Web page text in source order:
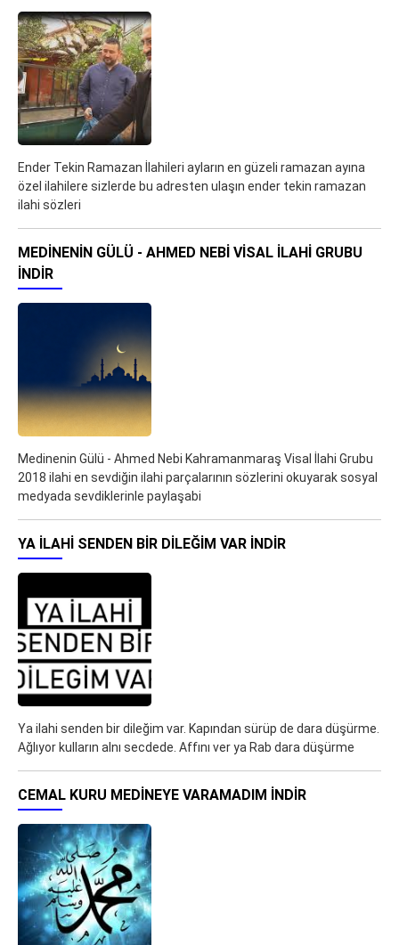
Ender Tekin Ramazan İlahileri ayların en güzeli ramazan ayına
özel ilahilere sizlerde bu adresten ulaşın ender tekin ramazan
ilahi sözleri
MEDINENIN GÜLÜ - AHMED NEBI VISAL İLAHI GRUBU
İNDIR
Medinenin Gülü - Ahmed Nebi Kahramanmaraş Visal İlahi Grubu
2018 ilahi en sevdiğin ilahi parçalarının sözlerini okuyarak sosyal
medyada sevdiklerinle paylaşabi
YA ILAHI SENDEN BIR DILEĞIM VAR İNDIR
Ya ilahi senden bir dileğim var. Kapından sürüp de dara düşürme.
Ağlıyor kulların alnı secdede. Affını ver ya Rab dara düşürme
CEMAL KURU MEDINEYE VARAMADIM İNDIR